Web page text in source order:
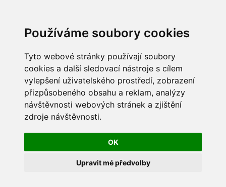
Používáme soubory cookies
Tyto webové stránky používají soubory
cookies a další sledovací nástroje s cílem
vylepšení uživatelského prostředí, zobrazení
přizpůsobeného obsahu a reklam, analýzy
návštěvnosti webových stránek a zjištění
zdroje návštěvnosti.
OK
Upravit mé předvolby